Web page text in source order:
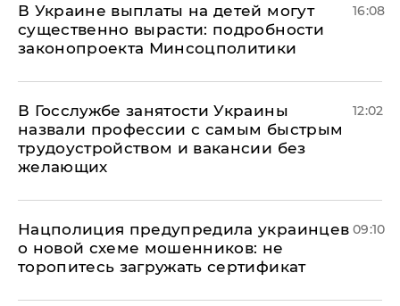
В Украине выплаты на детей могут
существенно вырасти: подробности
законопроекта Минсоцполитики
16:08
В Госслужбе занятости Украины
назвали профессии с самым быстрым
трудоустройством и вакансии без
желающих
12:02
Нацполиция предупредила украинцев
о новой схеме мошенников: не
торопитесь загружать сертификат
09:10